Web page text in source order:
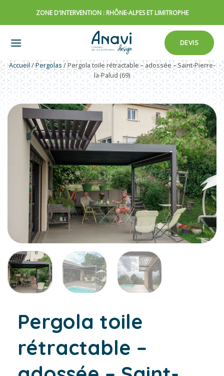
ZONE D'INTERVENTION : RHÔNE-ALPES ET LIMITROPHE
DEVIS
Accueil/Pergolas/Pergola toile rétractable – adossée – Saint-Pierre-
la-Palud (69)
Pergola toile
rétractable –